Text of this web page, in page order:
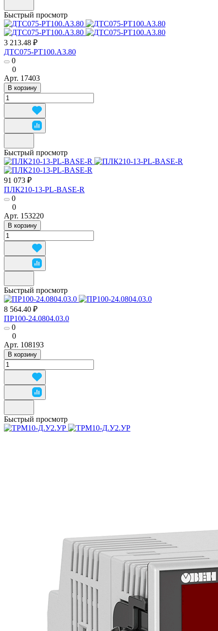
Быстрый просмотр
3 213.48 ₽
ДТС075-РТ100.А3.80
0
0
Арт. 17403
В корзину
Быстрый просмотр
91 073 ₽
ПЛК210-13-PL-BASE-R
0
0
Арт. 153220
В корзину
Быстрый просмотр
8 564.40 ₽
ПР100-24.0804.03.0
0
0
Арт. 108193
В корзину
Быстрый просмотр